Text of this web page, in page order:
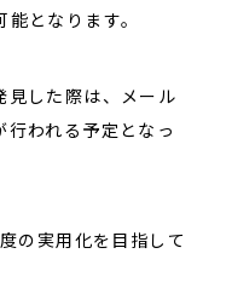
となります。
見した際は、メール
われる予定となっ
の実用化を目指して